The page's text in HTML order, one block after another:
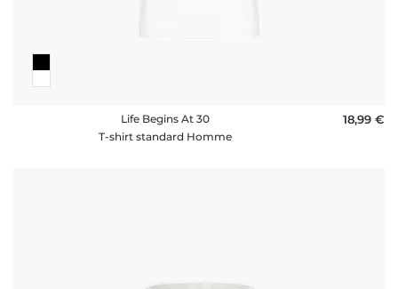
Life Begins At 30
T-shirt standard Homme
18,99 €